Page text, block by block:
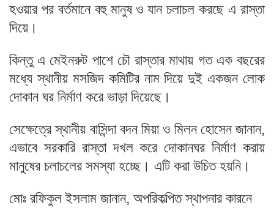
হওয়ার পর বর্তমানে বহু মানুষ ও যান চলাচল করছে এ রাস্তা
দিয়ে।
কিন্তু এ মেইনরুট পাশে চৌ রাস্তার মাথায় গত এক বছরের
মধ্যে স্থানীয় মসজিদ কমিটির নাম দিয়ে দুই একজন লোক
দোকান ঘর নির্মাণ করে ভাড়া দিয়েছে।
সেক্ষেত্রে স্থানীয় বাসিন্দা বদন মিয়া ও মিলন হোসেন জানান,
এভাবে সরকারি রাস্তা দখল করে দোকানঘর নির্মাণ করায়
মানুষের চলাচলের সমস্যা হচ্ছে। এটি করা উচিত হয়নি।
মোঃ রফিকুল ইসলাম জানান, অপরিকল্পিত স্থাপনার কারনে